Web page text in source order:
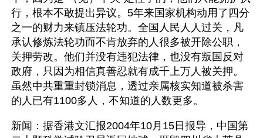
行，根本不敢提出异议。5年来国家机构动用了四分
之一的财力来镇压法轮功。全国人民人人过关，凡
承认修炼法轮功而不肯放弃的人很多被开除公职，
关押劳改。他们并没有违犯法律，也没有叛国反对
政府，只因为相信真善忍就有成千上万人被关押。
虽然中共重重封锁消息，透过亲属核实知道被杀害
的人已有1100多人，不知道的人数更多。
新闻：据香港文汇报2004年10月15日报导，中国第